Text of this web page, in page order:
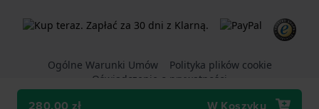
280,00 zł
Ogólne Warunki Umów
Polityka plików cookie
Oświadczenie o prywatności